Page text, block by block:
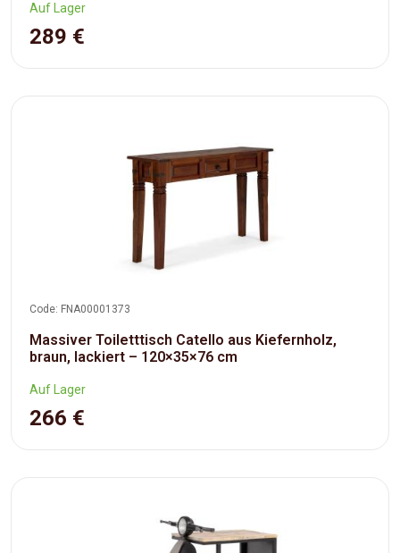
Auf Lager
289 €
Code: FNA00001373
Massiver Toiletttisch Catello aus Kiefernholz,
braun, lackiert – 120×35×76 cm
Auf Lager
266 €